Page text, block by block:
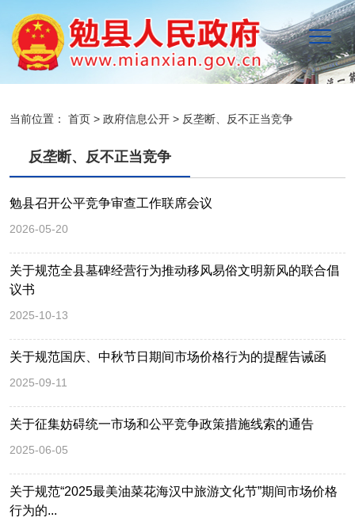
当前位置： 首页 > 政府信息公开 > 反垄断、反不正当竞争
反垄断、反不正当竞争
勉县召开公平竞争审查工作联席会议
2026-05-20
关于规范全县墓碑经营行为推动移风易俗文明新风的联合倡
议书
2025-10-13
关于规范国庆、中秋节日期间市场价格行为的提醒告诫函
2025-09-11
关于征集妨碍统一市场和公平竞争政策措施线索的通告
2025-06-05
关于规范“2025最美油菜花海汉中旅游文化节”期间市场价格
行为的...